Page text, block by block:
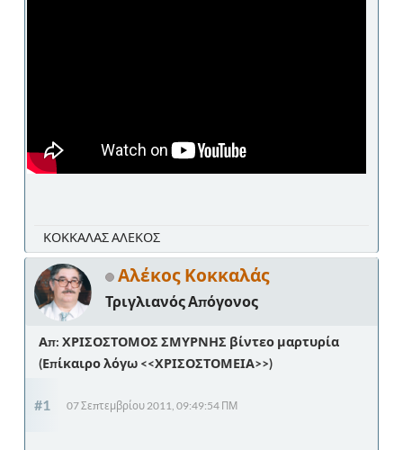
ΚΟΚΚΑΛΑΣ ΑΛΕΚΟΣ
Αλέκος Κοκκαλάς
Τριγλιανός Απόγονος
Απ: ΧΡΙΣΟΣΤΟΜΟΣ ΣΜΥΡΝΗΣ βίντεο μαρτυρία
(Επίκαιρο λόγω <<ΧΡΙΣΟΣΤΟΜΕΙΑ>>)
#1 07 Σεπτεμβρίου 2011, 09:49:54 ΠΜ